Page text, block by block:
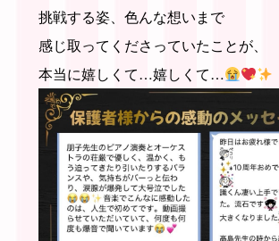
挑戦する姿、色んな想いまで
感じ取ってくださっていたことが、
本当に嬉しくて…嬉しくて…